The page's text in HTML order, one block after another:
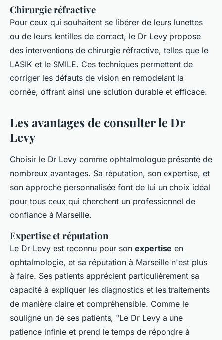
Chirurgie réfractive
Pour ceux qui souhaitent se libérer de leurs lunettes
ou de leurs lentilles de contact, le Dr Levy propose
des interventions de chirurgie réfractive, telles que le
LASIK et le SMILE. Ces techniques permettent de
corriger les défauts de vision en remodelant la
cornée, offrant ainsi une solution durable et efficace.
Les avantages de consulter le Dr
Levy
Choisir le Dr Levy comme ophtalmologue présente de
nombreux avantages. Sa réputation, son expertise, et
son approche personnalisée font de lui un choix idéal
pour tous ceux qui cherchent un professionnel de
confiance à Marseille.
Expertise et réputation
Le Dr Levy est reconnu pour son expertise en
ophtalmologie, et sa réputation à Marseille n'est plus
à faire. Ses patients apprécient particulièrement sa
capacité à expliquer les diagnostics et les traitements
de manière claire et compréhensible. Comme le
souligne un de ses patients, "Le Dr Levy a une
patience infinie et prend le temps de répondre à